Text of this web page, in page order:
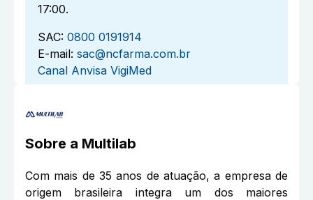
17:00.
SAC: 0800 0191914
E-mail: sac@ncfarma.com.br
Canal Anvisa VigiMed
Sobre a Multilab
Com mais de 35 anos de atuação, a empresa de
origem brasileira integra um dos maiores